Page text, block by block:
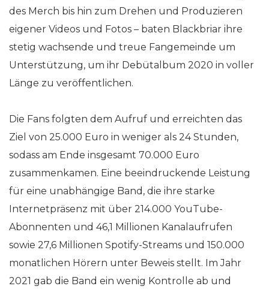
des Merch bis hin zum Drehen und Produzieren
eigener Videos und Fotos – baten Blackbriar ihre
stetig wachsende und treue Fangemeinde um
Unterstützung, um ihr Debütalbum 2020 in voller
Länge zu veröffentlichen.
Die Fans folgten dem Aufruf und erreichten das
Ziel von 25.000 Euro in weniger als 24 Stunden,
sodass am Ende insgesamt 70.000 Euro
zusammenkamen. Eine beeindruckende Leistung
für eine unabhängige Band, die ihre starke
Internetpräsenz mit über 214.000 YouTube-
Abonnenten und 46,1 Millionen Kanalaufrufen
sowie 27,6 Millionen Spotify-Streams und 150.000
monatlichen Hörern unter Beweis stellt. Im Jahr
2021 gab die Band ein wenig Kontrolle ab und